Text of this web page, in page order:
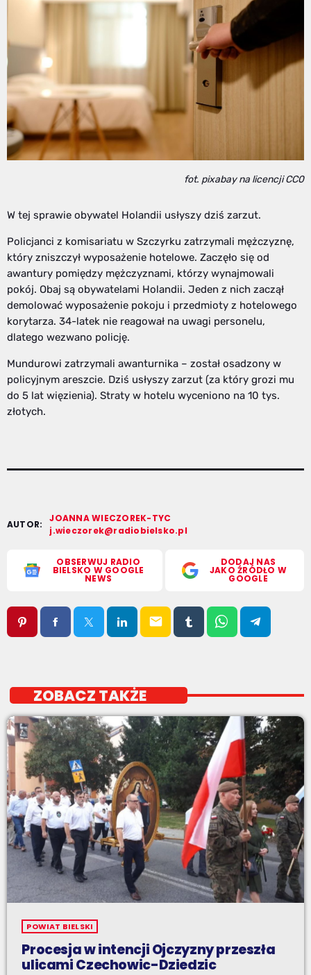
fot. pixabay na licencji CC0
W tej sprawie obywatel Holandii usłyszy dziś zarzut.
Policjanci z komisariatu w Szczyrku zatrzymali mężczyznę,
który zniszczył wyposażenie hotelowe. Zaczęło się od
awantury pomiędzy mężczyznami, którzy wynajmowali
pokój. Obaj są obywatelami Holandii. Jeden z nich zaczął
demolować wyposażenie pokoju i przedmioty z hotelowego
korytarza. 34-latek nie reagował na uwagi personelu,
dlatego wezwano policję.
Mundurowi zatrzymali awanturnika – został osadzony w
policyjnym areszcie. Dziś usłyszy zarzut (za który grozi mu
do 5 lat więzienia). Straty w hotelu wyceniono na 10 tys.
złotych.
AUTOR:
JOANNA WIECZOREK-TYC
j.wieczorek@radiobielsko.pl
OBSERWUJ RADIO
BIELSKO W GOOGLE
NEWS
DODAJ NAS
JAKO ŹRÓDŁO W
GOOGLE
email
ZOBACZ TAKŻE
POWIAT BIELSKI
Procesja w intencji Ojczyzny przeszła
ulicami Czechowic-Dziedzic